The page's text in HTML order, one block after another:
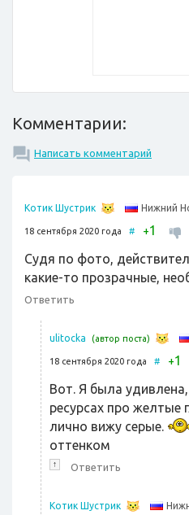
Комментарии:
Написать комментарий
Котик Шустрик Нижний
18 сентября 2020 года # +1
Судя по фото,
какие-то прозрачные,
Ответить
ulitocka (автор поста)
18 сентября 2020 года # +1
Вот. Я была
ресурсах про желтые
лично вижу серые.
оттенком
↑ Ответить
Котик Шустрик